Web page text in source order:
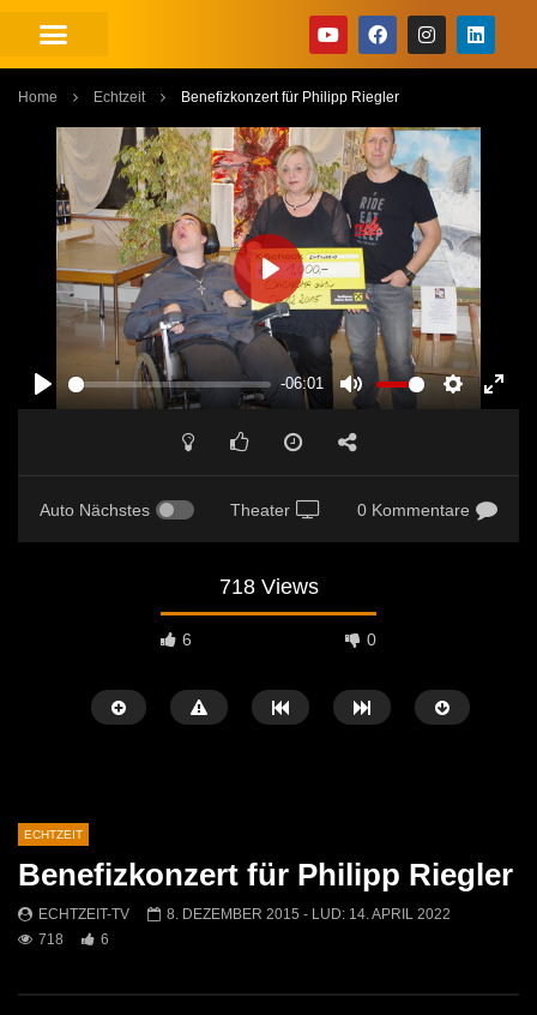
Home Echtzeit Benefizkonzert für Philipp Riegler
PLAY
-06:01
MUTE SETTINGS
PLAY
Auto Nächstes Theater 0 Kommentare
718 Views
6 0
Später Ansehen
„Spirituelle Reise“ Vocalensemble
ECHTZEIT-TV
18. NOVEMBER 2024
07:02
ECHTZEIT-TV
12.
ECHTZEIT
Benefizkonzert für Philipp Riegler
ECHTZEIT-TV 8. DEZEMBER 2015 - LUD: 14. APRIL 2022
718
6